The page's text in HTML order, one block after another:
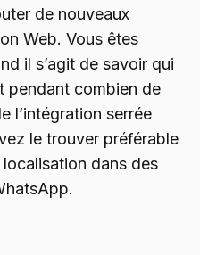
de nouveaux
Web. Vous êtes
il s’agit de savoir qui
pendant combien de
l’intégration serrée
le trouver préférable
dans des